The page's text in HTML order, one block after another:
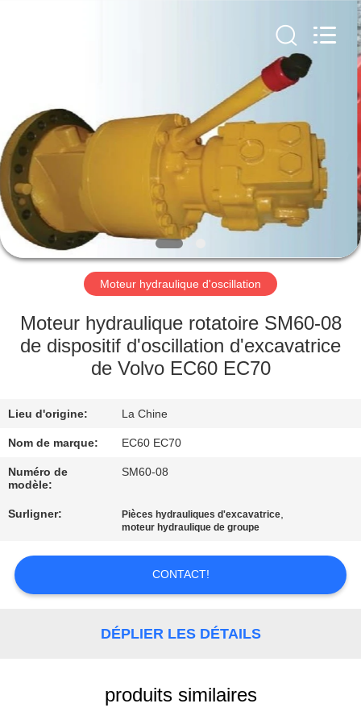
PRODUITS
AU
SUJET
DE
NOUS
VISITE
D'USINE
DE
QUALITÉ
NOUS
NOUVELLES
DEMANDEZ
Moteur hydraulique d'oscillation
Moteur hydraulique rotatoire SM60-08
de dispositif d'oscillation d'excavatrice
de Volvo EC60 EC70
Lieu d'origine: La Chine
Nom de marque: EC60 EC70
Numéro de
modèle:
SM60-08
Surligner: Pièces hydrauliques d'excavatrice,
moteur hydraulique de groupe
CONTACT!
DÉPLIER LES DÉTAILS
produits similaires